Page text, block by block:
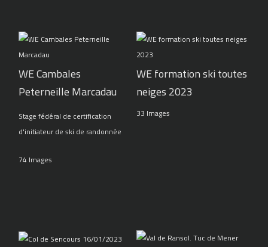
WE Cambales
Peterneille Marcadau
Stage fédéral de certification
d'initiateur de ski de randonnée
74 Images
WE formation ski toutes
neiges 2023
33 Images